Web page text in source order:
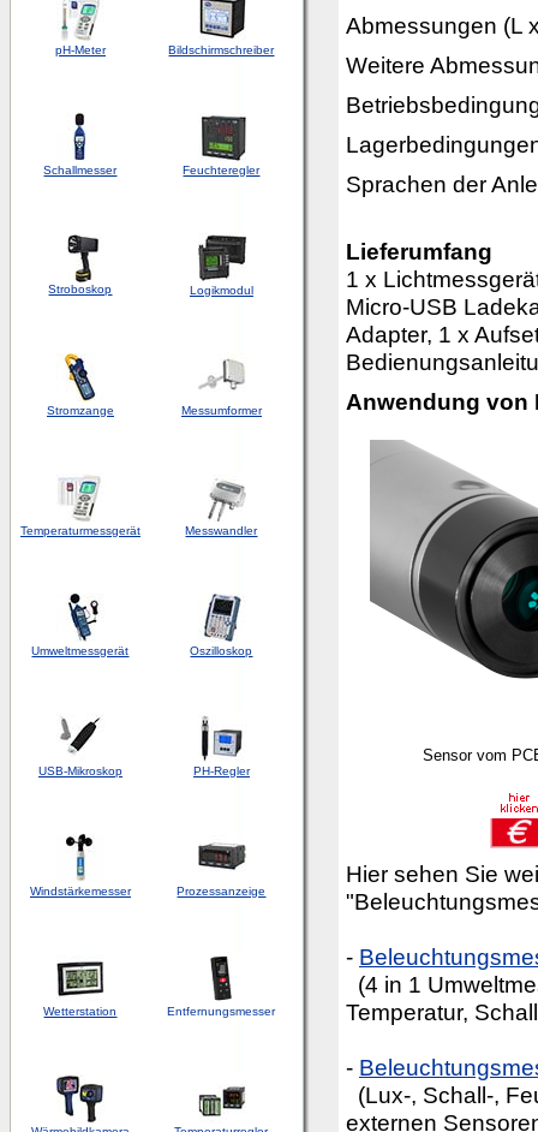
pH-Meter Bildschirmschreiber
Schallmesser Feuchteregler
Stroboskop Logikmodul
Stromzange Messumformer
Temperaturmessgerät Messwandler
Umweltmessgerät Oszilloskop
USB-Mikroskop PH-Regler
Windstärkemesser Prozessanzeige
Wetterstation Entfernungsmesser
Abmessungen (L
Weitere
Sprachen der
Lieferumfang
1 x
Micro-USB
Adapter, 1 x
Anwendung von
Sensor vom
Hier sehen Sie
-
(4 in 1
Temperatur,
-
(Lux-, Schall-,
externen